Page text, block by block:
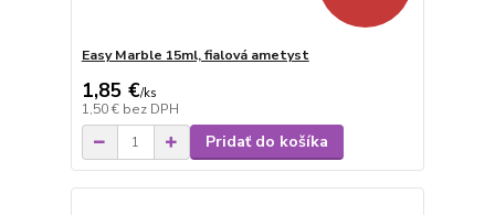
Easy Marble 15ml, fialová ametyst
1,85 €/ks
1,50 € bez DPH
Pridať do košíka